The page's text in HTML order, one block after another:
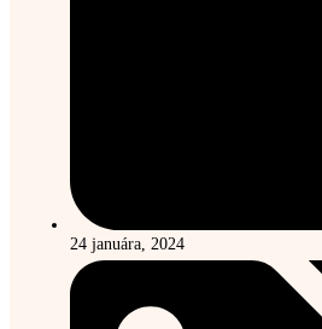
24 januára, 2024